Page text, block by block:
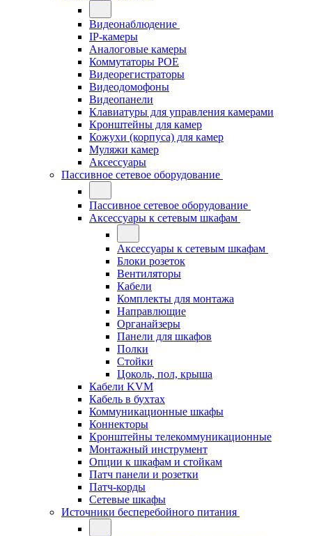
Видеонаблюдение
IP-камеры
Аналоговые камеры
Коммутаторы POE
Видеорегистраторы
Видеодомофоны
Видеопанели
Клавиатуры для управления камерами
Кронштейны для камер
Кожухи (корпуса) для камер
Муляжи камер
Аксессуары
Пассивное сетевое оборудование
Пассивное сетевое оборудование
Аксессуары к сетевым шкафам
Аксессуары к сетевым шкафам
Блоки розеток
Вентиляторы
Кабели
Комплекты для монтажа
Направлющие
Органайзеры
Панели для шкафов
Полки
Стойки
Цоколь, пол, крыша
Кабели KVM
Кабель в бухтах
Коммуникационные шкафы
Коннекторы
Кронштейны телекоммуникационные
Монтажный инструмент
Опции к шкафам и стойкам
Патч панели и розетки
Патч-корды
Сетевые шкафы
Источники бесперебойного питания